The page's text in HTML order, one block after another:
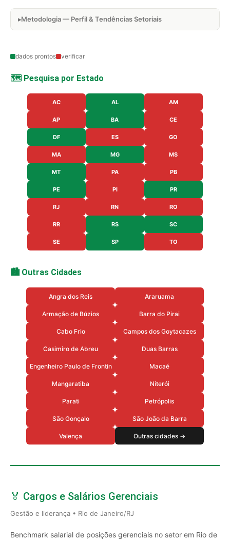
Metodologia — Perfil & Tendências Setoriais
dados prontos verificar
🗺️ Pesquisa por Estado
AC AL AM
AP BA CE
DF ES GO
MA MG MS
MT PA PB
PE PI PR
RJ RN RO
RR RS SC
SE SP TO
🏙️ Outras Cidades
Angra dos Reis Araruama
Armação de Búzios Barra do Pirai
Cabo Frio Campos dos Goytacazes
Casimiro de Abreu Duas Barras
Engenheiro Paulo de Frontin Macaé
Mangaratiba Niterói
Parati Petrópolis
São Gonçalo São João da Barra
Valença Outras cidades →
🏅 Cargos e Salários Gerenciais
Gestão e liderança • Rio de Janeiro/RJ
Benchmark salarial de posições gerenciais no setor em Rio de